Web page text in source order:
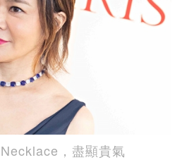
，盡顯貴氣